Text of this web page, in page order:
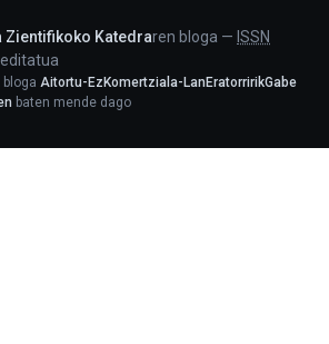
Zientifikoko Katedraren bloga — ISSN
bloga Aitortu-EzKomertziala-LanEratorririkGabe
baten mende dago